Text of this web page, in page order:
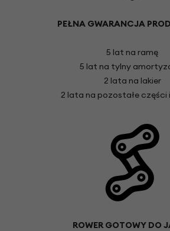
PEŁNA GWARANCJA
5 lat na ramę
5 lat na tylny
2 lata na lakier
2 lata na pozostałe części
ROWER GOTOWY DO